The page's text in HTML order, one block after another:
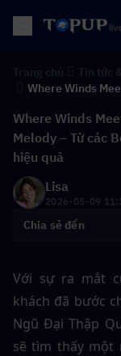
Where Winds
Where Winds
Melody – Từ các
hiệu quả
Lisa
2026-05-09
Chia sẻ đến
Với sự ra mắt
khách đã bước
Ngũ Đại Thập
sẽ tìm thấy một